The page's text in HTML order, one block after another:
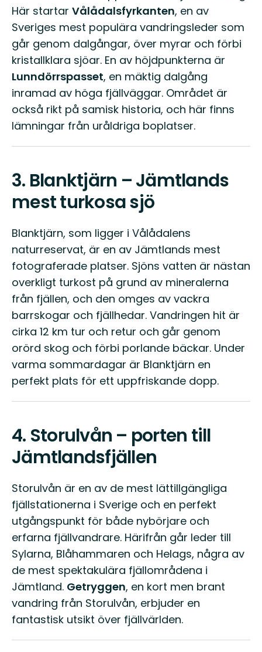
Här startar Vålådalsfyrkanten, en av
Sveriges mest populära vandringsleder som
går genom dalgångar, över myrar och förbi
kristallklara sjöar. En av höjdpunkterna är
Lunndörrspasset, en mäktig dalgång
inramad av höga fjällväggar. Området är
också rikt på samisk historia, och här finns
lämningar från uråldriga boplatser.
3. Blanktjärn – Jämtlands
mest turkosa sjö
Blanktjärn, som ligger i Vålådalens
naturreservat, är en av Jämtlands mest
fotograferade platser. Sjöns vatten är nästan
overkligt turkost på grund av mineralerna
från fjällen, och den omges av vackra
barrskogar och fjällhedar. Vandringen hit är
cirka 12 km tur och retur och går genom
orörd skog och förbi porlande bäckar. Under
varma sommardagar är Blanktjärn en
perfekt plats för ett uppfriskande dopp.
4. Storulvån – porten till
Jämtlandsfjällen
Storulvån är en av de mest lättillgängliga
fjällstationerna i Sverige och en perfekt
utgångspunkt för både nybörjare och
erfarna fjällvandrare. Härifrån går leder till
Sylarna, Blåhammaren och Helags, några av
de mest spektakulära fjällområdena i
Jämtland. Getryggen, en kort men brant
vandring från Storulvån, erbjuder en
fantastisk utsikt över fjällvärlden.